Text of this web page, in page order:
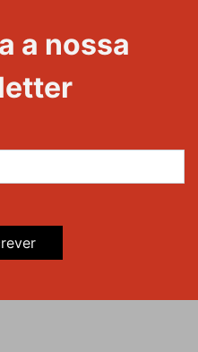
a nossa